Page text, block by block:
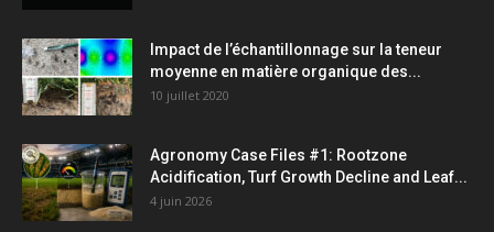
Impact de l’échantillonnage sur la teneur
moyenne en matière organique des...
10 juillet 2020
Agronomy Case Files #1: Rootzone
Acidification, Turf Growth Decline and Leaf...
4 juin 2026